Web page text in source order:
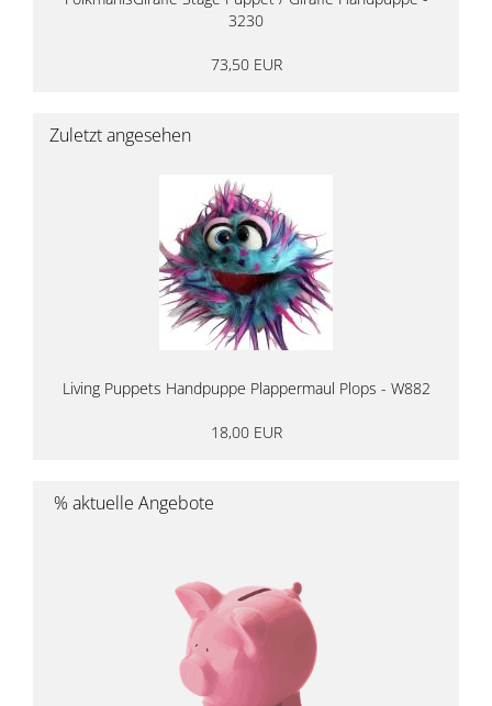
3230
73,50 EUR
Zuletzt angesehen
Living Puppets Handpuppe Plappermaul Plops - W882
18,00 EUR
% aktuelle Angebote